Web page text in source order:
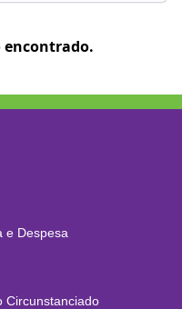
e Despesa
Circunstanciado